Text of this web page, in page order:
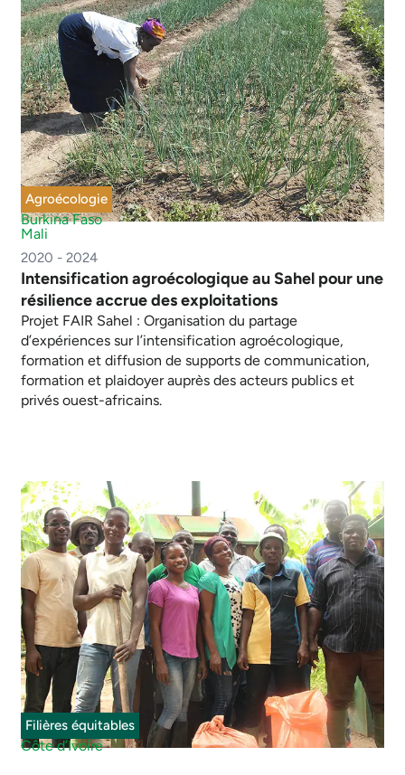
Agroécologie
Burkina Faso
Mali
2020 - 2024
Intensification agroécologique au Sahel pour une
résilience accrue des exploitations
Projet FAIR Sahel : Organisation du partage
d’expériences sur l’intensification agroécologique,
formation et diffusion de supports de communication,
formation et plaidoyer auprès des acteurs publics et
privés ouest-africains.
Filières équitables
Côte d’Ivoire